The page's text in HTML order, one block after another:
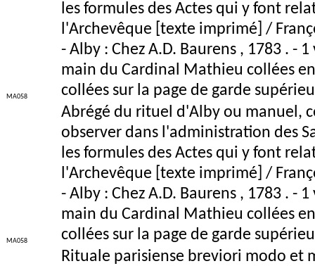
MA058
les formules des Actes qui y font
l'Archevêque [texte imprimé] /
- Alby : Chez A.D. Baurens , 1783 . -
main du Cardinal Mathieu collées
collées sur la page de garde
MA058
Abrégé du rituel d'Alby ou manuel,
observer dans l'administration des
les formules des Actes qui y font
l'Archevêque [texte imprimé] /
- Alby : Chez A.D. Baurens , 1783 . -
main du Cardinal Mathieu collées
collées sur la page de garde
Rituale parisiense breviori modo